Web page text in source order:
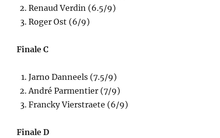
Renaud Verdin (6.5/9)
Roger Ost (6/9)
Finale C
Jarno Danneels (7.5/9)
André Parmentier (7/9)
Francky Vierstraete (6/9)
Finale D